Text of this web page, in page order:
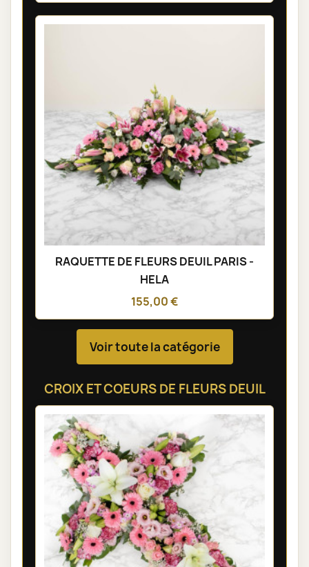
RAQUETTE DE FLEURS DEUIL PARIS -
HELA
155,00 €
Voir toute la catégorie
CROIX ET COEURS DE FLEURS DEUIL